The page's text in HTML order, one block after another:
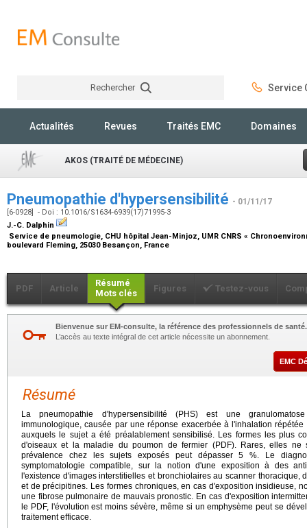
Rechercher Service
Actualités Revues Traités EMC Domaines
AKOS (TRAITÉ DE MÉDECINE)
Pneumopathie d'hypersensibilité - 01/11/17
[6-0928] - Doi : 10.1016/S1634-6939(17)71995-3
J.-C. Dalphin
Service de pneumologie, CHU hôpital Jean-Minjoz, UMR CNRS «
boulevard Fleming, 25030 Besançon, France
PDF Article
Résumé
Mots clés
Figures Testez-vous
Bienvenue sur EM-consulte, la référence des professionnels de santé.
L’accès au texte intégral de cet article nécessite un abonnement.
EMC
Résumé
La pneumopathie d'hypersensibilité (PHS) est une
immunologique, causée par une réponse exacerbée à l'inhalation
auxquels le sujet a été préalablement sensibilisé. Les formes les plus
d'oiseaux et la maladie du poumon de fermier (PDF). Rares, elles ne
prévalence chez les sujets exposés peut dépasser 5 %. Le
symptomatologie compatible, sur la notion d'une exposition à des
l'existence d'images interstitielles et bronchiolaires au scanner thoracique,
et de précipitines. Les formes chroniques, en cas d'exposition insidieuse,
une fibrose pulmonaire de mauvais pronostic. En cas d'exposition
le PDF, l'évolution est moins sévère, même si un emphysème peut se
traitement efficace.